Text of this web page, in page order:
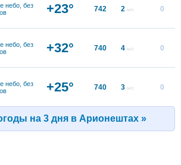
небо, без
+23° 742 2 м/с 0
небо, без
+32° 740 4 м/с 0
небо, без
+25° 740 3 м/с 0
на 3 дня в Арионештах »